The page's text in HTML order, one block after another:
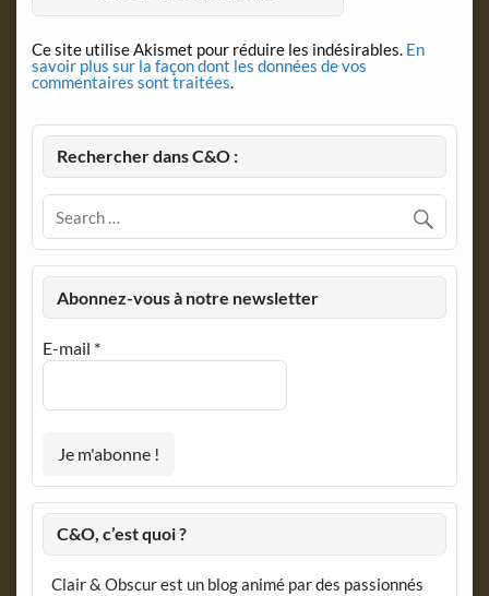
Ce site utilise Akismet pour réduire les indésirables. En
savoir plus sur la façon dont les données de vos
commentaires sont traitées.
Rechercher dans C&O :
Abonnez-vous à notre newsletter
E-mail *
C&O, c’est quoi ?
Clair & Obscur est un blog animé par des passionnés